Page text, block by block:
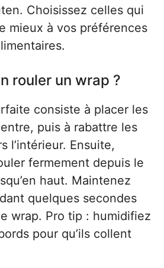
Choisissez celles qui
mieux à vos préférences
rouler un wrap ?
consiste à placer les
puis à rabattre les
l’intérieur. Ensuite,
fermement depuis le
haut. Maintenez
quelques secondes
wrap. Pro tip : humidifiez
pour qu’ils collent